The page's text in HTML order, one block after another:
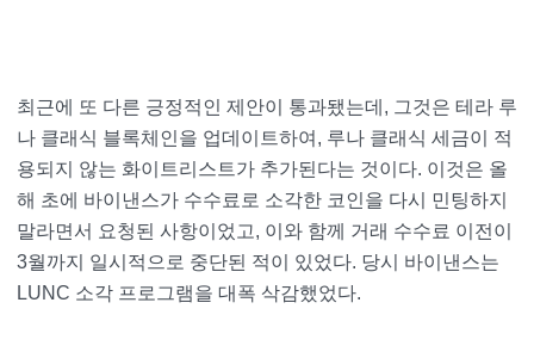
최근에 또 다른 긍정적인 제안이 통과됐는데, 그것은 테라 루
나 클래식 블록체인을 업데이트하여, 루나 클래식 세금이 적
용되지 않는 화이트리스트가 추가된다는 것이다. 이것은 올
해 초에 바이낸스가 수수료로 소각한 코인을 다시 민팅하지
말라면서 요청된 사항이었고, 이와 함께 거래 수수료 이전이
3월까지 일시적으로 중단된 적이 있었다. 당시 바이낸스는
LUNC 소각 프로그램을 대폭 삭감했었다.